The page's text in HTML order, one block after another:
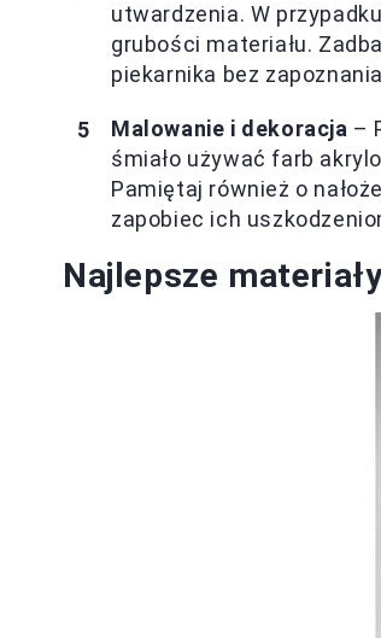
utwardzenia. W
grubości materiału.
piekarnika bez
Malowanie i dekoracja –
śmiało używać farb
Pamiętaj również o
zapobiec ich
Najlepsze